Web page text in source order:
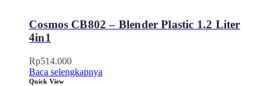
Cosmos CB802 – Blender Plastic 1.2 Liter
4in1
Rp514.000
Baca selengkapnya
Quick View